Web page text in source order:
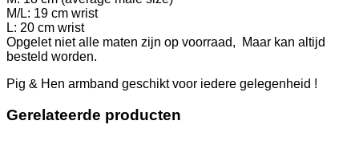
M/L: 19 cm wrist
L: 20 cm wrist
Opgelet niet alle maten zijn op voorraad, Maar kan altijd
besteld worden.
Pig & Hen armband geschikt voor iedere gelegenheid !
Gerelateerde producten